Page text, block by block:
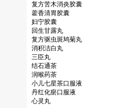
复方苦木消炎胶囊
藿香清胃胶囊
妇宁胶囊
回生甘露丸
复方驱虫斑鸠菊丸
消积洁白丸
三臣丸
结石通茶
润喉药茶
小儿七星茶口服液
丹红化瘀口服液
心灵丸